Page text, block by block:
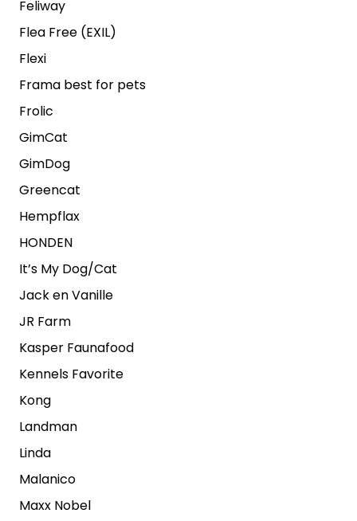
Feliway
Flea Free (EXIL)
Flexi
Frama best for pets
Frolic
GimCat
GimDog
Greencat
Hempflax
HONDEN
It’s My Dog/Cat
Jack en Vanille
JR Farm
Kasper Faunafood
Kennels Favorite
Kong
Landman
Linda
Malanico
Maxx Nobel